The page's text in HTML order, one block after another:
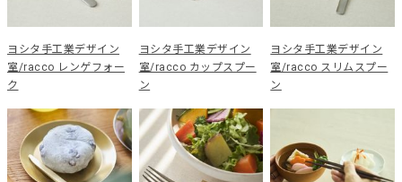
ヨシタ手工業デザイン
室/racco レンゲフォー
ク
ヨシタ手工業デザイン
室/racco カップスプー
ン
ヨシタ手工業デザイン
室/racco スリムスプー
ン